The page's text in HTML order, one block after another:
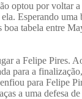
optou por voltar
Esperando uma
boa tabela entre
a Felipe Pires.
para a
para Felipe
a uma defesa